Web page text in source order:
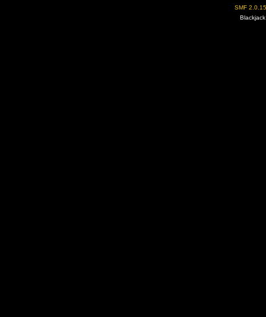
SMF 2.0.15